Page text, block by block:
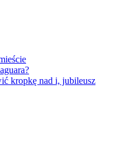
kropkę nad i, jubileusz